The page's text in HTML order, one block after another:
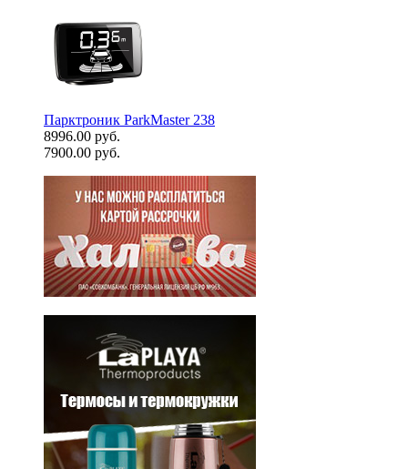
Парктроник ParkMaster 238
8996.00 руб.
7900.00 руб.